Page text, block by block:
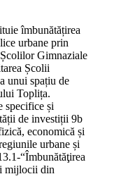
îmbunătățirea
urbane prin
Gimnaziale
Școlii
unui spațiu de
Toplița.
specifice și
de investiții 9b
economică și
urbane și
“Îmbunătăţirea
mijlocii din